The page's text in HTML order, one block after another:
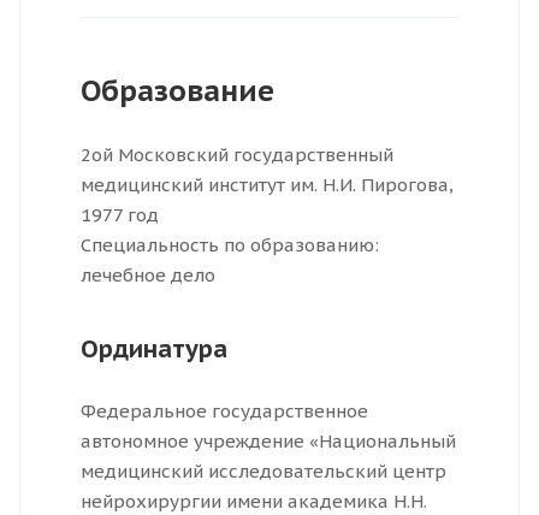
Образование
2ой Московский государственный
медицинский институт им. Н.И. Пирогова,
1977 год
Специальность по образованию:
лечебное дело
Ординатура
Федеральное государственное
автономное учреждение «Национальный
медицинский исследовательский центр
нейрохирургии имени академика Н.Н.